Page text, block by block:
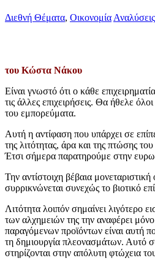
Διεθνή Θέματα, Οικονομία Αναλύσεις
του Κώστα Νάκου
Είναι γνωστό ότι ο κάθε
τις άλλες επιχειρήσεις. Θα ήθελε
του εμπορεύματα.
Αυτή η αντίφαση που υπάρχει σε
της λιτότητας, άρα και της πτώσης
Έτσι σήμερα παρατηρούμε στην
Την αντίστοιχη βέβαια
συρρικνώνεται συνεχώς το βιοτικό
Λιτότητα λοιπόν σημαίνει λιγότερο
των αλχημειών της την αναφέρει
παραγόμενων προϊόντων είναι αυτή
τη δημιουργία πλεονασμάτων. Αυτό
στηρίζονται στην απόλυτη φτώχεια